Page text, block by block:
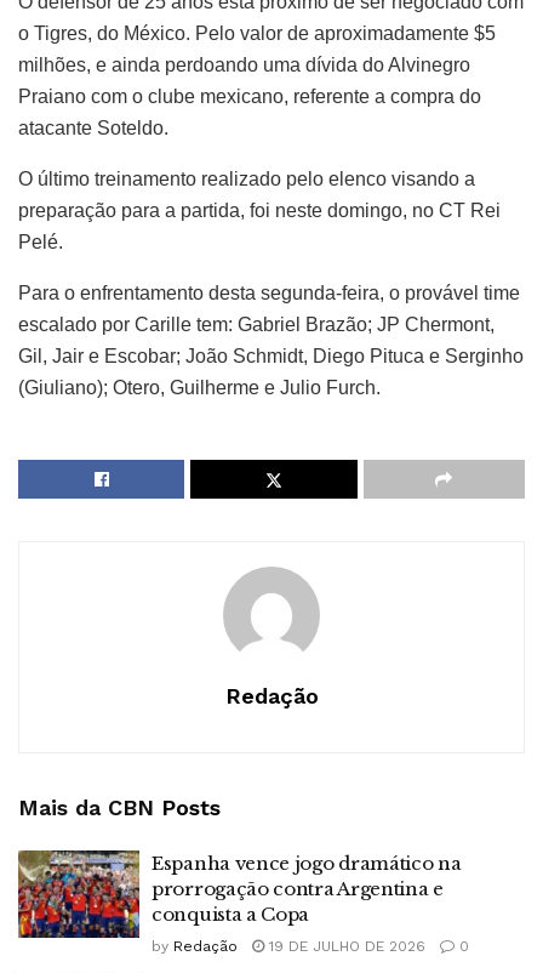
o Tigres, do México. Pelo valor de aproximadamente $5
milhões, e ainda perdoando uma dívida do Alvinegro
Praiano com o clube mexicano, referente a compra do
atacante Soteldo.
O último treinamento realizado pelo elenco visando a
preparação para a partida, foi neste domingo, no CT Rei
Pelé.
Para o enfrentamento desta segunda-feira, o provável time
escalado por Carille tem: Gabriel Brazão; JP Chermont,
Gil, Jair e Escobar; João Schmidt, Diego Pituca e Serginho
(Giuliano); Otero, Guilherme e Julio Furch.
Redação
Mais da CBN Posts
Espanha vence jogo dramático na
prorrogação contra Argentina e
conquista a Copa
by Redação 19 DE JULHO DE 2026 0